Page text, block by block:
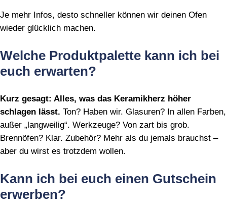
Je mehr Infos, desto schneller können wir deinen Ofen
wieder glücklich machen.
Welche Produktpalette kann ich bei
euch erwarten?
Kurz gesagt: Alles, was das Keramikherz höher
schlagen lässt. Ton? Haben wir. Glasuren? In allen Farben,
außer „langweilig“. Werkzeuge? Von zart bis grob.
Brennöfen? Klar. Zubehör? Mehr als du jemals brauchst –
aber du wirst es trotzdem wollen.
Kann ich bei euch einen Gutschein
erwerben?